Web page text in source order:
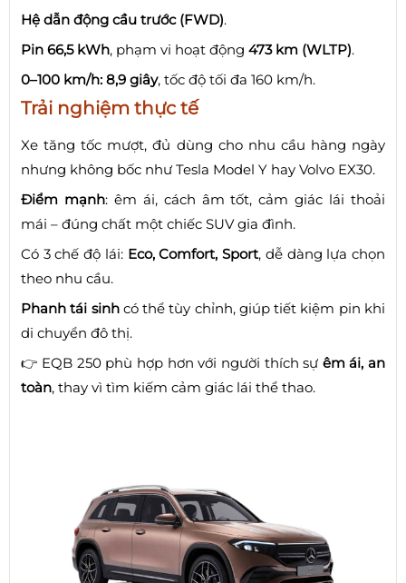
Hệ dẫn động cầu trước (FWD).
Pin 66,5 kWh, phạm vi hoạt động 473 km (WLTP).
0–100 km/h: 8,9 giây, tốc độ tối đa 160 km/h.
Trải nghiệm thực tế
Xe tăng tốc mượt, đủ dùng cho nhu cầu hàng ngày
nhưng không bốc như Tesla Model Y hay Volvo EX30.
Điểm mạnh: êm ái, cách âm tốt, cảm giác lái thoải
mái – đúng chất một chiếc SUV gia đình.
Có 3 chế độ lái: Eco, Comfort, Sport, dễ dàng lựa chọn
theo nhu cầu.
Phanh tái sinhcó thể tùy chỉnh, giúp tiết kiệm pin khi
di chuyển đô thị.
👉 EQB 250 phù hợp hơn với người thích sự êm ái, an
toàn, thay vì tìm kiếm cảm giác lái thể thao.